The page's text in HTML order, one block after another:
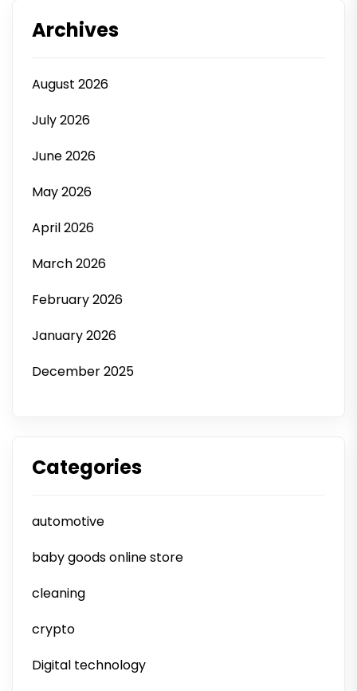
Archives
August 2026
July 2026
June 2026
May 2026
April 2026
March 2026
February 2026
January 2026
December 2025
Categories
automotive
baby goods online store
cleaning
crypto
Digital technology